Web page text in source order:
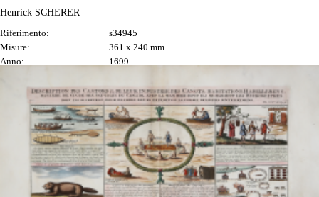
Henrick SCHERER
Riferimento:
s34945
Misure:
361 x 240 mm
Anno:
1699
Prezzo
750,00 €
Anteprima
DESCRIZIONE